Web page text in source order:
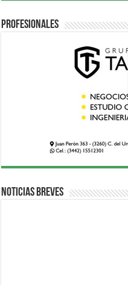
Profesionales
Noticias breves